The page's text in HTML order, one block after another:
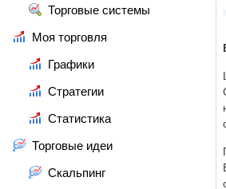
Торговые системы
Моя торговля
Графики
Стратегии
Статистика
Торговые идеи
Скальпинг